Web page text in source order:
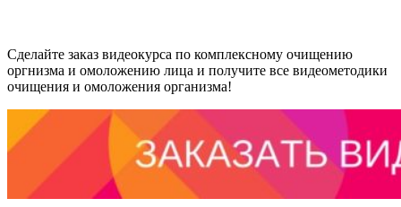
Сделайте заказ видеокурса по комплексному очищению
оргнизма и омоложению лица и получите все видеометодики
очищения и омоложения организма!